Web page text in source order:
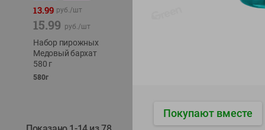
13.99 руб./шт
15.99 руб./шт
Набор пирожных
Медовый бархат
580 г
580г
4.99
Покупают вместе